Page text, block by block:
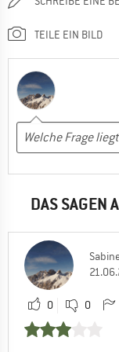
TEILE EIN BILD
DAS SAGEN
0 0